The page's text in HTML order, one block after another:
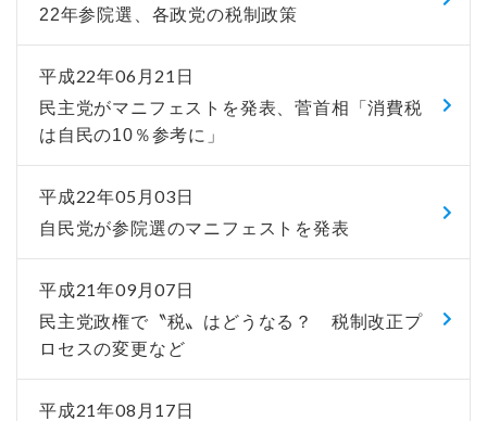
22年参院選、各政党の税制政策
平成22年06月21日
民主党がマニフェストを発表、菅首相「消費税
は自民の10％参考に」
平成22年05月03日
自民党が参院選のマニフェストを発表
平成21年09月07日
民主党政権で〝税〟はどうなる？ 税制改正プ
ロセスの変更など
平成21年08月17日